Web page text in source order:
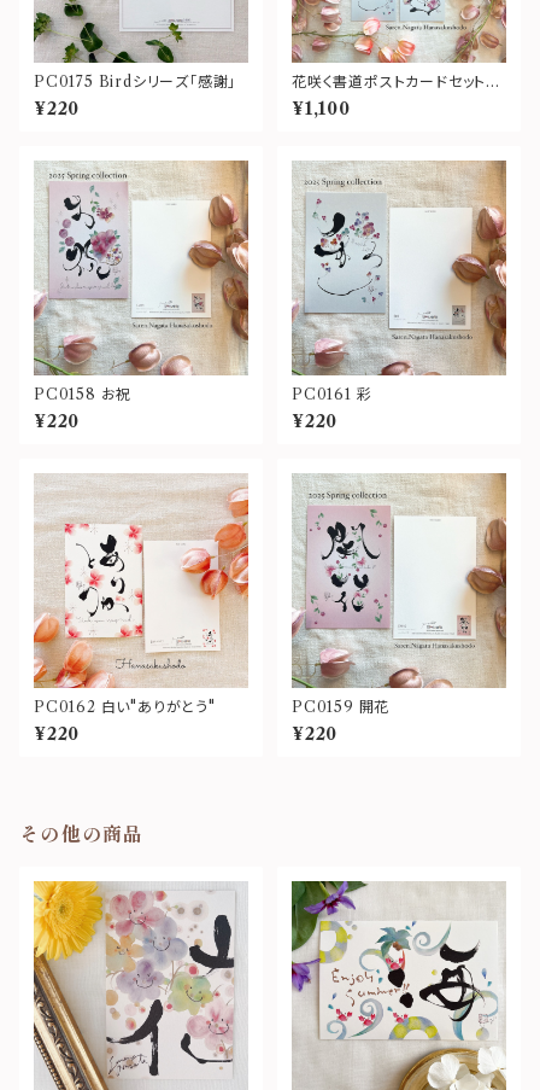
PC0175 Birdシリーズ「感謝」
¥220
花咲く書道ポストカードセット〜
春のNew Postcard〜
¥1,100
PC0158 お祝
¥220
PC0161 彩
¥220
PC0162 白い"ありがとう"
¥220
PC0159 開花
¥220
その他の商品